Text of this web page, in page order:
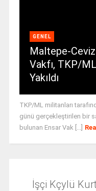
GENEL
Maltepe-
Vakfı, TKP/
Yakıldı
TKP/ML militanları
günü gerçekleştirilen bir
bulunan Ensar Vak [...]
İşçi Kçylü